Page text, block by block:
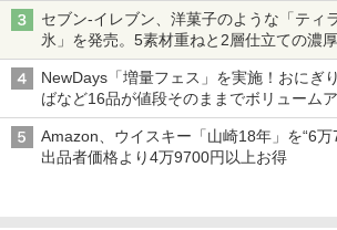
セブン-イレブン、洋菓子のような「ティ
氷」を発売。5素材重ねと2層仕立ての濃
NewDays「増量フェス」を実施！おにぎ
ばなど16品が値段そのままでボリューム
Amazon、ウイスキー「山崎18年」を“6万
出品者価格より4万9700円以上お得